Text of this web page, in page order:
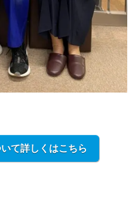
て詳しくはこちら